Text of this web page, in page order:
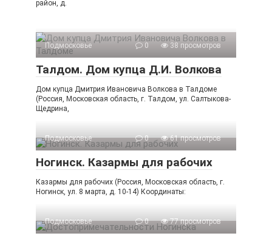
район, д.
Подмосковье 0 38 просмотров
Талдом. Дом купца Д.И. Волкова
Дом купца Дмитрия Ивановича Волкова в Талдоме
(Россия, Московская область, г. Талдом, ул. Салтыкова-
Щедрина,
Подмосковье 0 61 просмотров
Ногинск. Казармы для рабочих
Казармы для рабочих (Россия, Московская область, г.
Ногинск, ул. 8 марта, д. 10-14) Координаты:
Подмосковье 0 77 просмотров